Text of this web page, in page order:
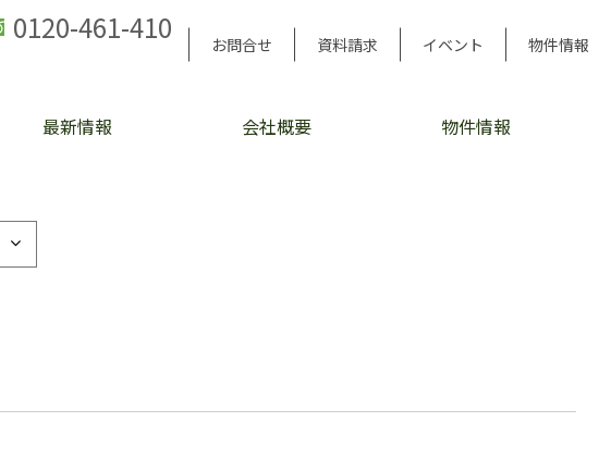
0120-461-410 お問合せ 資料請求 イベント 物件情報
最新情報 会社概要 物件情報